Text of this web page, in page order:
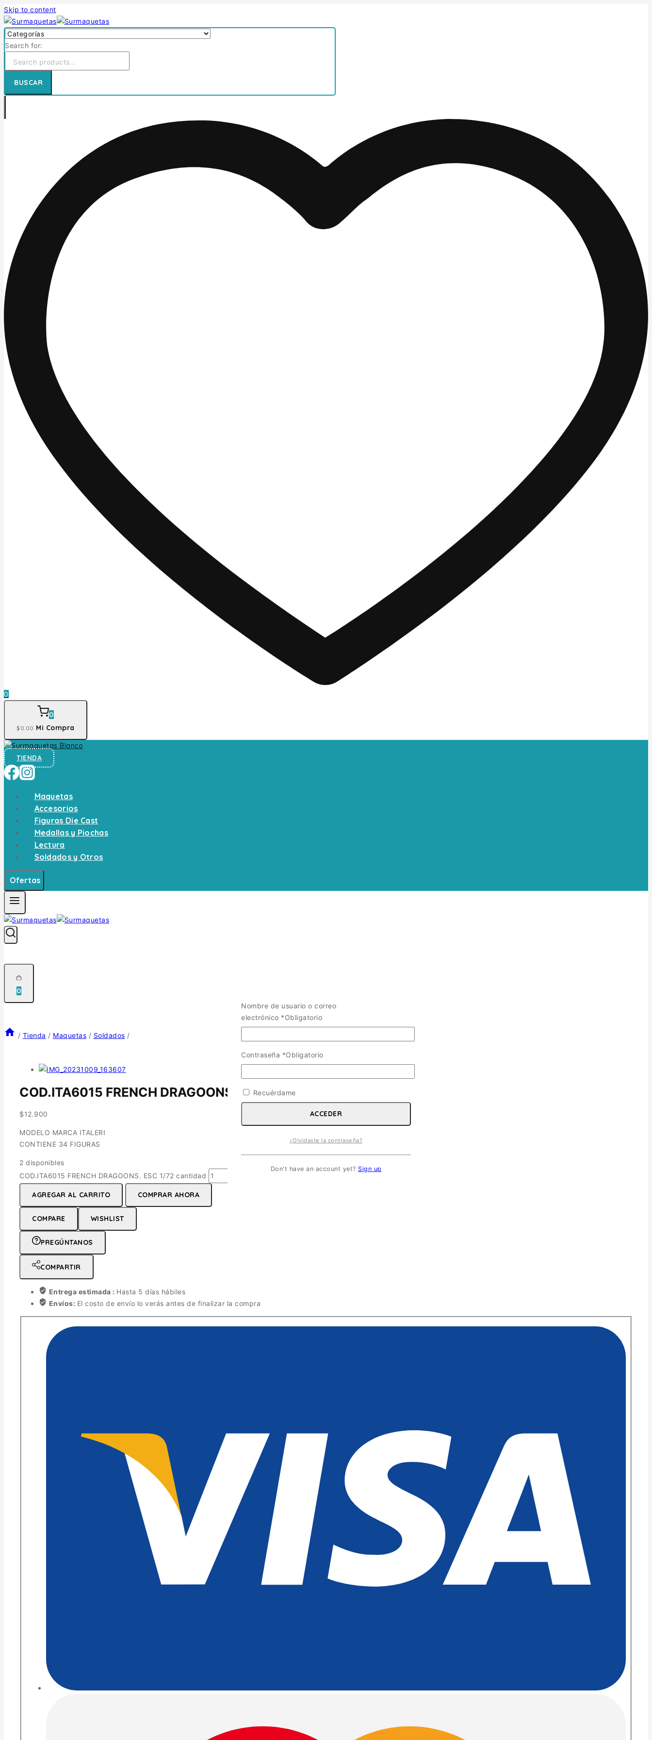
Skip to content
Search for:
BUSCAR
0
0
$0 .00 Mi Compra
TIENDA
Maquetas
Accesorios
Figuras Die Cast
Medallas y Piochas
Lectura
Soldados y Otros
Ofertas
0
/ Tienda / Maquetas / Soldados /
COD.ITA6015 FRENCH DRAGOONS. ESC 1/72
$12.900
MODELO MARCA ITALERI
CONTIENE 34 FIGURAS
2 disponibles
COD.ITA6015 FRENCH DRAGOONS. ESC 1/72 cantidad
AGREGAR AL CARRITO COMPRAR AHORA
COMPARE WISHLIST
PREGÚNTANOS
COMPARTIR
Entrega estimada : Hasta 5 días hábiles
Envíos: El costo de envío lo verás antes de finalizar la compra
Nombre de usuario o correo
electrónico *Obligatorio
Contraseña *Obligatorio
Recuérdame
ACCEDER
¿Olvidaste la contraseña?
Don't have an account yet? Sign up